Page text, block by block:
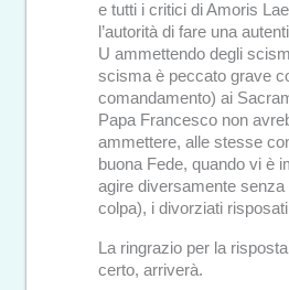
e tutti i critici di Amoris
l’autorità di fare una
U ammettendo degli
scisma è peccato grave
comandamento) ai
Papa Francesco non
ammettere, alle stesse
buona Fede, quando vi è
agire diversamente senza
colpa), i divorziati
La ringrazio per la
certo, arriverà.